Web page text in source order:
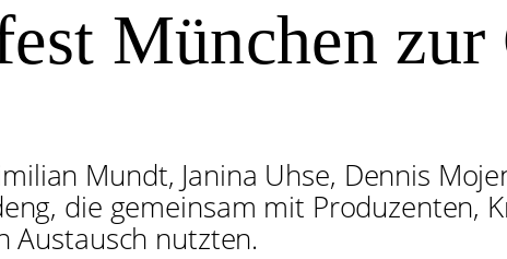
München zur
Mundt, Janina Uhse, Dennis
die gemeinsam mit Produzenten,
Austausch nutzten.